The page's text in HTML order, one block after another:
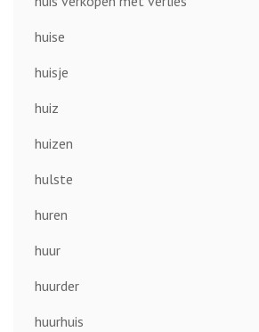
huise
huisje
huiz
huizen
hulste
huren
huur
huurder
huurhuis